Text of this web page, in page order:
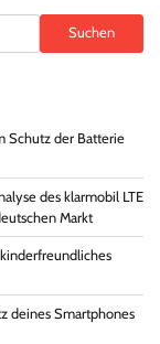
Suchen
Schutz der Batterie
des klarmobil LTE
Markt
deines Smartphones